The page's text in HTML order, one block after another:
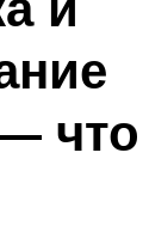
что